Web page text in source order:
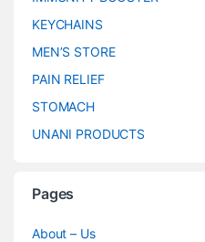
KEYCHAINS
MEN’S STORE
PAIN RELIEF
STOMACH
UNANI PRODUCTS
Pages
About – Us